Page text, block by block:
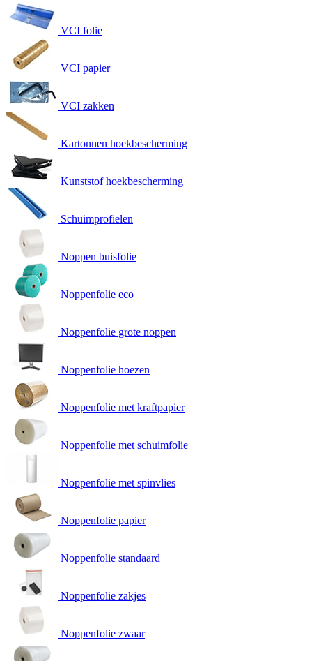
VCI folie
VCI papier
VCI zakken
Kartonnen hoekbescherming
Kunststof hoekbescherming
Schuimprofielen
Noppen buisfolie
Noppenfolie eco
Noppenfolie grote noppen
Noppenfolie hoezen
Noppenfolie met kraftpapier
Noppenfolie met schuimfolie
Noppenfolie met spinvlies
Noppenfolie papier
Noppenfolie standaard
Noppenfolie zakjes
Noppenfolie zwaar